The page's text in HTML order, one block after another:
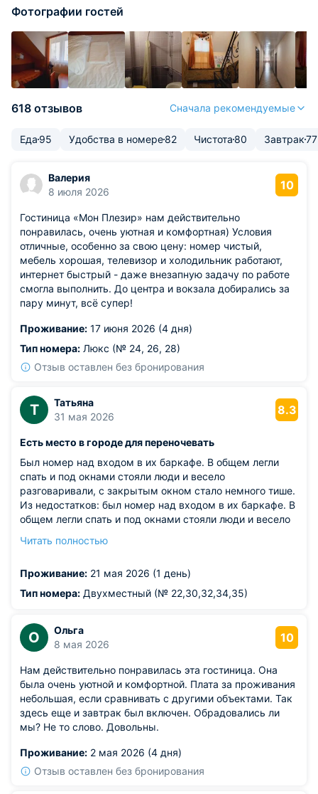
Фотографии гостей
618 отзывов Сначала рекомендуемые
Еда 95 Удобства в номере82 Чистота 80 Завтрак77
Валерия
8 июля 2026
10
Гостиница «Мон Плезир» нам действительно
понравилась, очень уютная и комфортная) Условия
отличные, особенно за свою цену: номер чистый,
мебель хорошая, телевизор и холодильник работают,
интернет быстрый - даже внезапную задачу по работе
смогла выполнить. До центра и вокзала добирались за
пару минут, всё супер!
Проживание: 17 июня 2026 (4 дня)
Тип номера: Люкс (№ 24, 26, 28)
Отзыв оставлен без бронирования
Т
Татьяна
31 мая 2026
8.3
Есть место в городе для переночевать
Был номер над входом в их баркафе. В общем легли
спать и под окнами стояли люди и весело
разговаривали, с закрытым окном стало немного тише.
Из недостатков: был номер над входом в их баркафе. В
общем легли спать и под окнами стояли люди и весело
Завтрак был не вкусный. Йогурт самый дешёвый из
спутника были оладьи, клеклые и совершенно
безвкусные. Кофе дешёвый, и главное чайник не грели а
Читать полностью
Проживание: 21 мая 2026 (1 день)
Тип номера: Двухместный (№ 22,30,32,34,35)
О
Ольга
8 мая 2026
10
Нам действительно понравилась эта гостиница. Она
была очень уютной и комфортной. Плата за проживания
небольшая, если сравнивать с другими объектами. Так
здесь еще и завтрак был включен. Обрадовались ли
мы? Не то слово. Довольны.
Проживание: 2 мая 2026 (4 дня)
Отзыв оставлен без бронирования